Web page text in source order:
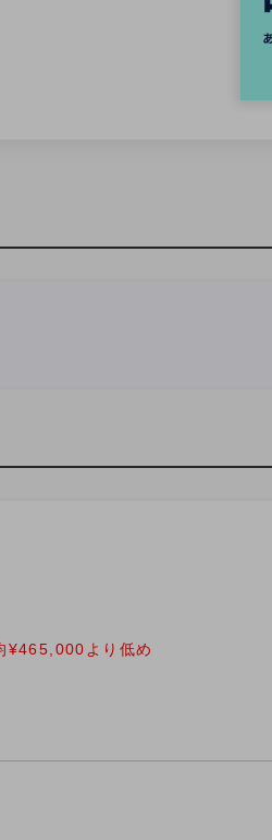
¥465,000より低め